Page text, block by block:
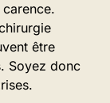
être
Soyez donc